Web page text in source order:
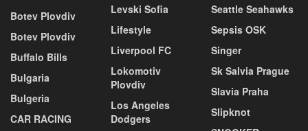
Botev Plovdiv
Botev Plovdiv
Buffalo Bills
Bulgaria
Bulgeria
CAR RACING
Levski Sofia
Lifestyle
Liverpool FC
Lokomotiv
Plovdiv
Los Angeles
Dodgers
Seattle Seahawks
Sepsis OSK
Singer
Sk Salvia Prague
Slavia Praha
Slipknot